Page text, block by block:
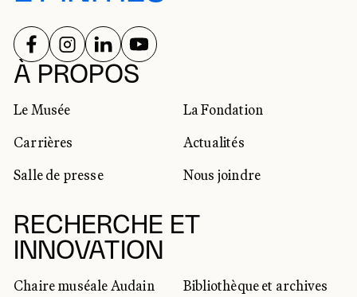
À PROPOS
Le Musée
La Fondation
Carrières
Actualités
Salle de presse
Nous joindre
RECHERCHE ET
INNOVATION
Chaire muséale Audain
Bibliothèque et archives
RÉSEAUX SOCIAUX
SUIVEZ-NOUS SUR
SUIVEZ-NOUS SUR
SUIVEZ-NOUS SUR
SUIVEZ-NOUS SUR